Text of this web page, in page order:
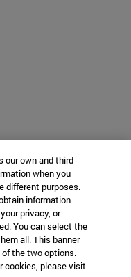
our own and third-
when you
different purposes.
information
privacy, or
You can select the
all. This banner
the two options.
cookies, please visit